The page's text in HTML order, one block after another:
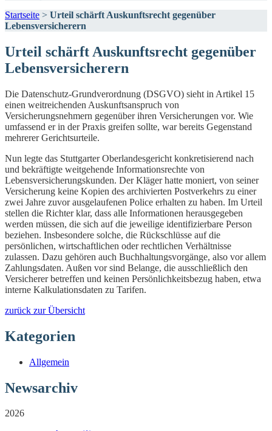
Startseite > Urteil schärft Auskunftsrecht gegenüber
Lebensversicherern
Urteil schärft Auskunftsrecht gegenüber
Lebensversicherern
Die Datenschutz-Grundverordnung (DSGVO) sieht in Artikel 15
einen weitreichenden Auskunftsanspruch von
Versicherungsnehmern gegenüber ihren Versicherungen vor. Wie
umfassend er in der Praxis greifen sollte, war bereits Gegenstand
mehrerer Gerichtsurteile.
Nun legte das Stuttgarter Oberlandesgericht konkretisierend nach
und bekräftigte weitgehende Informationsrechte von
Lebensversicherungskunden. Der Kläger hatte moniert, von seiner
Versicherung keine Kopien des archivierten Postverkehrs zu einer
zwei Jahre zuvor ausgelaufenen Police erhalten zu haben. Im Urteil
stellen die Richter klar, dass alle Informationen herausgegeben
werden müssen, die sich auf die jeweilige identifizierbare Person
beziehen. Insbesondere solche, die Rückschlüsse auf die
persönlichen, wirtschaftlichen oder rechtlichen Verhältnisse
zulassen. Dazu gehören auch Buchhaltungsvorgänge, also vor allem
Zahlungsdaten. Außen vor sind Belange, die ausschließlich den
Versicherer betreffen und keinen Persönlichkeitsbezug haben, etwa
interne Kalkulationsdaten zu Tarifen.
zurück zur Übersicht
Kategorien
Allgemein
Newsarchiv
2026